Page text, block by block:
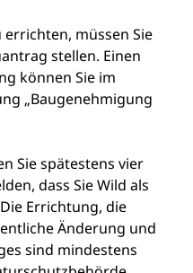
errichten, müssen Sie
stellen. Einen
können Sie im
„Baugenehmigung
Sie spätestens vier
dass Sie Wild als
Errichtung, die
Änderung und
sind mindestens